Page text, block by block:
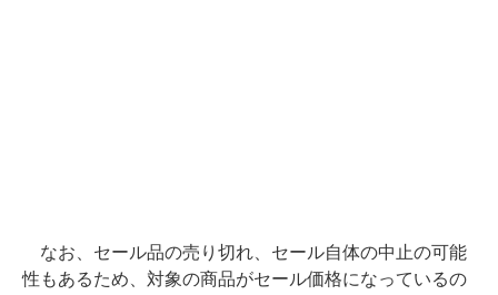
なお、セール品の売り切れ、セール自体の中止の可能
性もあるため、対象の商品がセール価格になっているの